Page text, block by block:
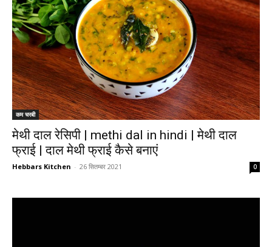
कम चरबी
मेथी दाल रेसिपी | methi dal in hindi | मेथी दाल
फ्राई | दाल मेथी फ्राई कैसे बनाएं
Hebbars Kitchen - 26 सितम्बर 2021 0